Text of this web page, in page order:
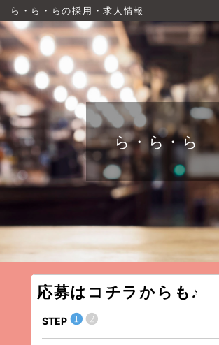
ら・ら・らの採用・求人情報
ら・ら・ら
応募はコチラからも♪
STEP ❶❷